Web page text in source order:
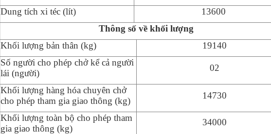
Dung tích xi téc (lít)
13600
Thông số về khối lượng
Khối lượng bản thân (kg) 19140
Số người cho phép chởkể cả người
lái (người)
02
Khối lượng hàng hóa chuyên chở
cho phép tham gia giao thông (kg)
14730
Khối lượng toàn bộ cho phép tham
gia giao thông (kg)
34000